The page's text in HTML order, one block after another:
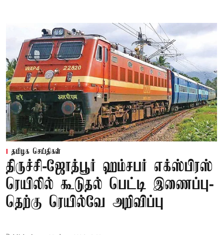
தமிழக செய்திகள்
திருச்சி-ஜோத்பூர் ஹம்சபர் எக்ஸ்பிரஸ்
ரெயிலில் கூடுதல் பெட்டி இணைப்பு-
தெற்கு ரெயில்வே அறிவிப்பு